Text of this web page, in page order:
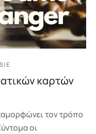
καρτών
τον τρόπο
οι